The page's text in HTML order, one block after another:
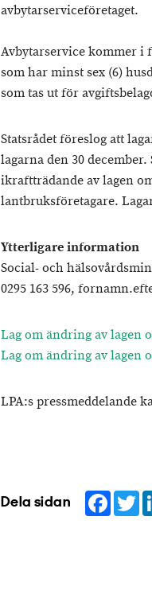
avbytarserviceföretaget.
Avbytarservice kommer i
som har minst sex (6)
som tas ut för
Statsrådet föreslog att
lagarna den 30
ikraftträdande av lagen
lantbruksföretagare.
Ytterligare information
Social- och
0295 163 596,
Lag om ändring av lagen
Lag om ändring av lagen
LPA:s pressmeddelande
Dela sidan